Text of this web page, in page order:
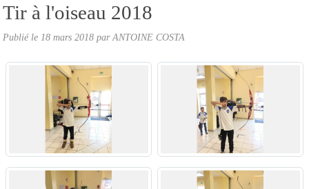
Tir à l'oiseau 2018
Publié le 18 mars 2018 par ANTOINE COSTA